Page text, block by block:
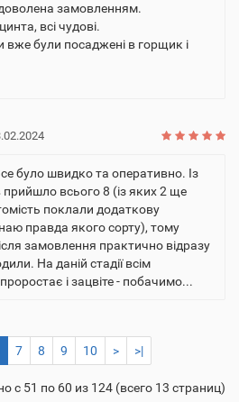
замовленням.
всі чудові.
були посаджені в горщик і
було швидко та оперативно. Із
всього 8 (із яких 2 ще
поклали додаткову
правда якого сорту), тому
замовлення практично відразу
На даній стадії всім
і зацвіте - побачимо...
7 8 9 10 > >|
с 51 по 60 из 124 (всего 13 страниц)